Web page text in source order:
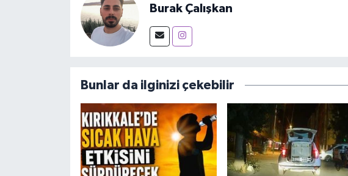
Burak Çalışkan
Bunlar da ilginizi çekebilir